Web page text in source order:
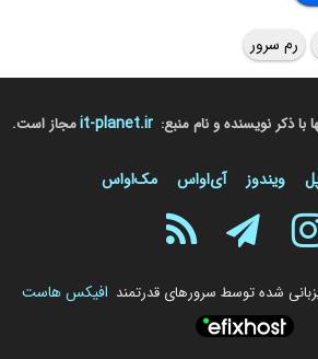
رم سرور
با ذکر نویسنده و نام منبع: it-planet.irمجاز است.
ویندوز آی‌او‌اس مک‌او‌اس
شده توسط سرورهای قدرتمند افیکس هاست